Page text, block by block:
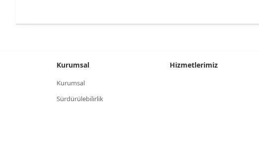
Kurumsal
Kurumsal
Sürdürülebilirlik
Hizmetlerimiz